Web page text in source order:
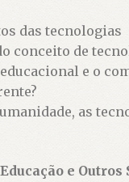
das tecnologias
conceito de
e o
as
e